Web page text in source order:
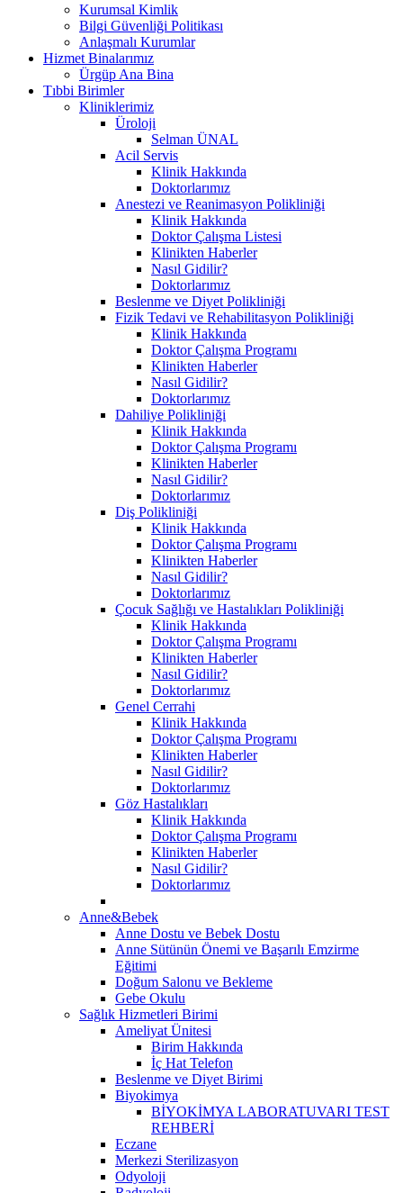
Kurumsal Kimlik
Bilgi Güvenliği Politikası
Anlaşmalı Kurumlar
Hizmet Binalarımız
Ürgüp Ana Bina
Tıbbi Birimler
Kliniklerimiz
Üroloji
Selman ÜNAL
Acil Servis
Klinik Hakkında
Doktorlarımız
Anestezi ve Reanimasyon Polikliniği
Klinik Hakkında
Doktor Çalışma Listesi
Klinikten Haberler
Nasıl Gidilir?
Doktorlarımız
Beslenme ve Diyet Polikliniği
Fizik Tedavi ve Rehabilitasyon Polikliniği
Klinik Hakkında
Doktor Çalışma Programı
Klinikten Haberler
Nasıl Gidilir?
Doktorlarımız
Dahiliye Polikliniği
Klinik Hakkında
Doktor Çalışma Programı
Klinikten Haberler
Nasıl Gidilir?
Doktorlarımız
Diş Polikliniği
Klinik Hakkında
Doktor Çalışma Programı
Klinikten Haberler
Nasıl Gidilir?
Doktorlarımız
Çocuk Sağlığı ve Hastalıkları Polikliniği
Klinik Hakkında
Doktor Çalışma Programı
Klinikten Haberler
Nasıl Gidilir?
Doktorlarımız
Genel Cerrahi
Klinik Hakkında
Doktor Çalışma Programı
Klinikten Haberler
Nasıl Gidilir?
Doktorlarımız
Göz Hastalıkları
Klinik Hakkında
Doktor Çalışma Programı
Klinikten Haberler
Nasıl Gidilir?
Doktorlarımız
Anne&Bebek
Anne Dostu ve Bebek Dostu
Anne Sütünün Önemi ve Başarılı Emzirme
Eğitimi
Doğum Salonu ve Bekleme
Gebe Okulu
Sağlık Hizmetleri Birimi
Ameliyat Ünitesi
Birim Hakkında
İç Hat Telefon
Beslenme ve Diyet Birimi
Biyokimya
BİYOKİMYA LABORATUVARI TEST
REHBERİ
Eczane
Merkezi Sterilizasyon
Odyoloji